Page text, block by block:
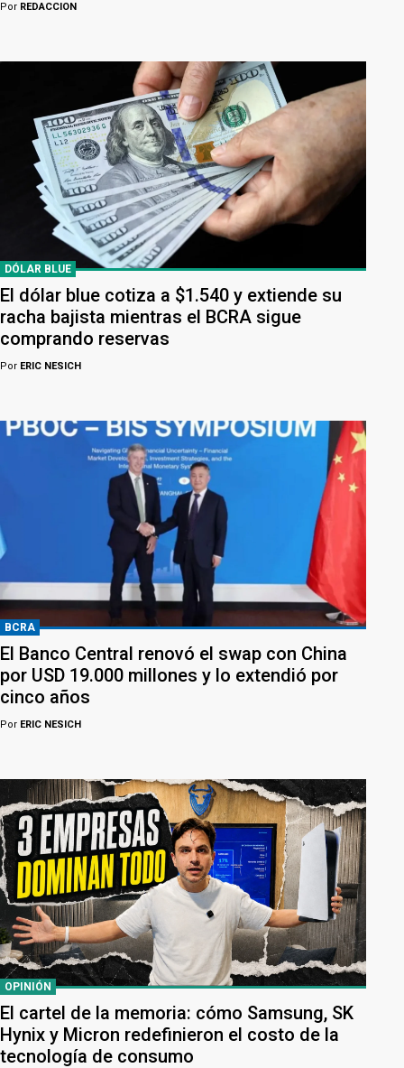
Por REDACCION
DÓLAR BLUE
El dólar blue cotiza a $1.540 y extiende su
racha bajista mientras el BCRA sigue
comprando reservas
Por ERIC NESICH
BCRA
El Banco Central renovó el swap con China
por USD 19.000 millones y lo extendió por
cinco años
Por ERIC NESICH
OPINIÓN
El cartel de la memoria: cómo Samsung, SK
Hynix y Micron redefinieron el costo de la
tecnología de consumo